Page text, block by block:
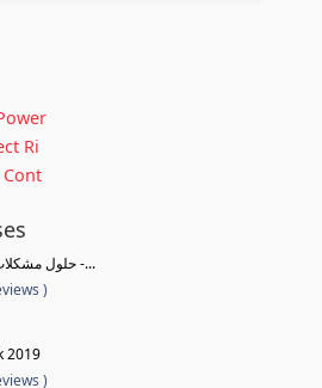
Ri
حلول مشكلات تنفيذ المشروعات -...
)
2019
)